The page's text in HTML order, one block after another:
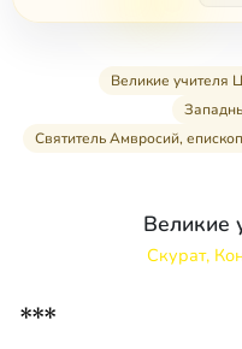
Великие учителя
Святитель Амвросий,
Великие
Скурат,
***